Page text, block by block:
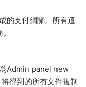
的支付網關。所有這
Admin panel new
得到的所有文件複制